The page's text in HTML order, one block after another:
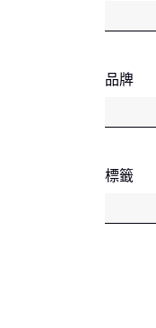
品牌
標籤